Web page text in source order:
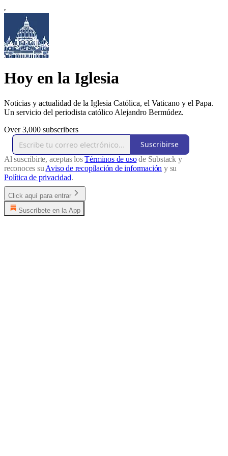
Hoy en la Iglesia
Noticias y actualidad de la Iglesia Católica, el Vaticano y el Papa.
Un servicio del periodista católico Alejandro Bermúdez.
Over 3,000 subscribers
Suscribirse
Al suscribirte, aceptas losTérminos de usode Substack y
reconoces su Aviso de recopilación de información y su
Política de privacidad.
Click aquí para entrar
Suscríbete en la App